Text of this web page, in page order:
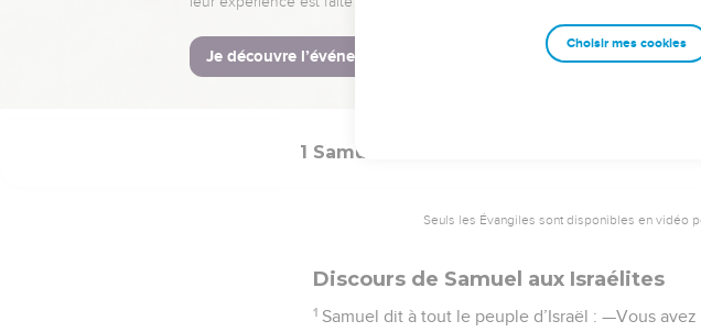
communion devant l’Eternel. Ensuite Saül et tous
La Bible Du Semeur Copyright © 1992, 1999
1 Samuel
Seuls les Évangiles sont disponibles en vidéo
Discours de Samuel aux Israélites
1 Samuel dit à tout le peuple d’Israël : —Vous
Choisir mes cookies